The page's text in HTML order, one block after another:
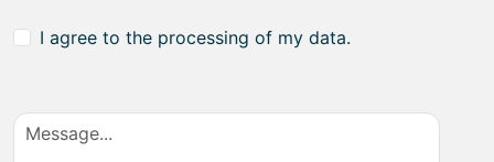
I agree to the processing of my data.